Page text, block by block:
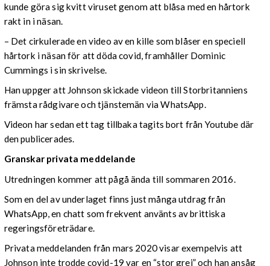
kunde göra sig kvitt viruset genom att blåsa med en hårtork
rakt in i näsan.
– Det cirkulerade en video av en kille som blåser en speciell
hårtork i näsan för att döda covid, framhåller Dominic
Cummings i sin skrivelse.
Han uppger att Johnson skickade videon till Storbritanniens
främsta rådgivare och tjänstemän via WhatsApp.
Videon har sedan ett tag tillbaka tagits bort från Youtube där
den publicerades.
Granskar privata meddelande
Utredningen kommer att pågå ända till sommaren 2016.
Som en del av underlaget finns just många utdrag från
WhatsApp, en chatt som frekvent använts av brittiska
regeringsföreträdare.
Privata meddelanden från mars 2020 visar exempelvis att
Johnson inte trodde covid-19 var en “stor grej” och han ansåg